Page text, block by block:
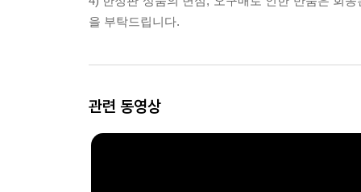
을 부탁드립니다.
관련 동영상